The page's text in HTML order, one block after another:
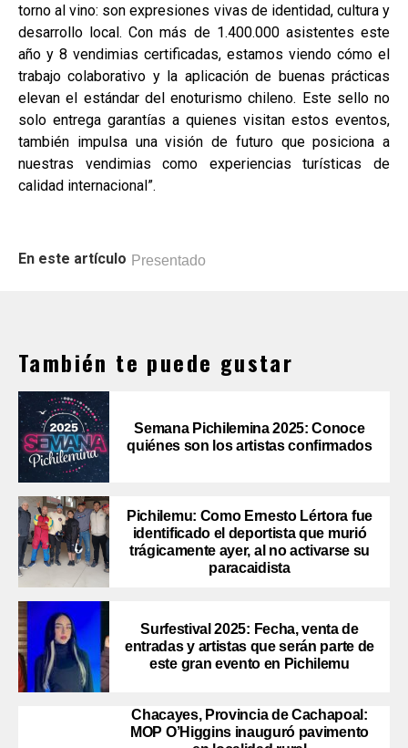
torno al vino: son expresiones vivas de identidad, cultura y
desarrollo local. Con más de 1.400.000 asistentes este
año y 8 vendimias certificadas, estamos viendo cómo el
trabajo colaborativo y la aplicación de buenas prácticas
elevan el estándar del enoturismo chileno. Este sello no
solo entrega garantías a quienes visitan estos eventos,
también impulsa una visión de futuro que posiciona a
nuestras vendimias como experiencias turísticas de
calidad internacional”.
En este artículo Presentado
También te puede gustar
Semana Pichilemina 2025: Conoce
quiénes son los artistas confirmados
Pichilemu: Como Ernesto Lértora fue
identificado el deportista que murió
trágicamente ayer, al no activarse su
paracaidista
Surfestival 2025: Fecha, venta de
entradas y artistas que serán parte de
este gran evento en Pichilemu
Chacayes, Provincia de Cachapoal:
MOP O’Higgins inauguró pavimento